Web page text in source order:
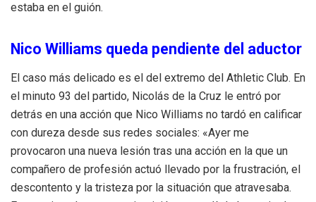
estaba en el guión.
Nico Williams queda pendiente del aductor
El caso más delicado es el del extremo del Athletic Club. En
el minuto 93 del partido, Nicolás de la Cruz le entró por
detrás en una acción que Nico Williams no tardó en calificar
con dureza desde sus redes sociales: «Ayer me
provocaron una nueva lesión tras una acción en la que un
compañero de profesión actuó llevado por la frustración, el
descontento y la tristeza por la situación que atravesaba.